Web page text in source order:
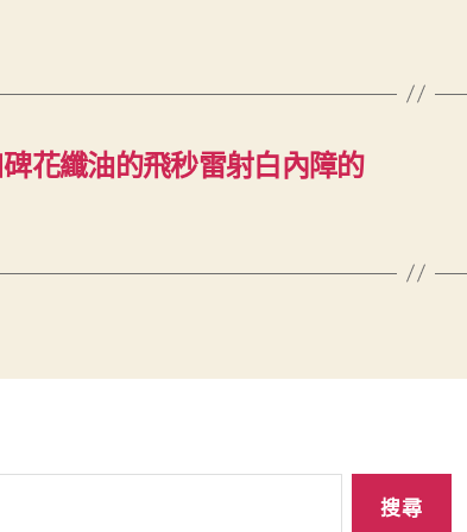
花纖油的飛秒雷射白內障的